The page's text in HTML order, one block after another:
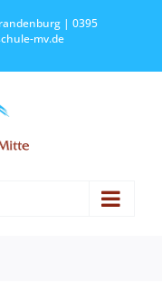
| 0395
mv.de